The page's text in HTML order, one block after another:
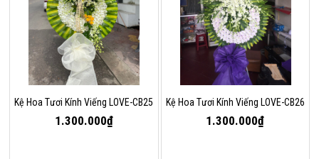
Kệ Hoa Tươi Kính Viếng LOVE-CB25
1.300.000₫
Kệ Hoa Tươi Kính Viếng LOVE-CB26
1.300.000₫